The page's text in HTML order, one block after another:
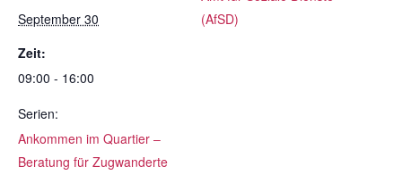
September 30
Zeit:
09:00 - 16:00
Serien:
Ankommen im Quartier –
Beratung für Zugwanderte
(AfSD)